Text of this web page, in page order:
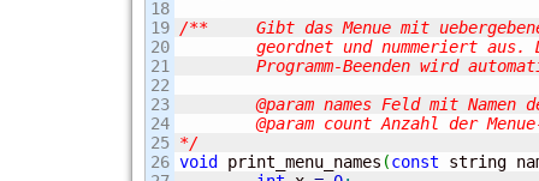
18
19
20
21
22
23
24
25
26
/**	Gibt das Menue mit uebergebenen Punkten
	@param names Feld mit Namen der Menue-Punkte
	@param count Anzahl der Menue-Punkte
*/
void
print_menu_names (const string